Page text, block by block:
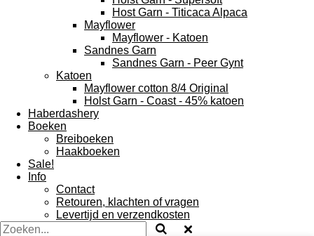
Host Garn - Titicaca Alpaca
Mayflower
Mayflower - Katoen
Sandnes Garn
Sandnes Garn - Peer Gynt
Katoen
Mayflower cotton 8/4 Original
Holst Garn - Coast - 45% katoen
Haberdashery
Boeken
Breiboeken
Haakboeken
Sale!
Info
Contact
Retouren, klachten of vragen
Levertijd en verzendkosten